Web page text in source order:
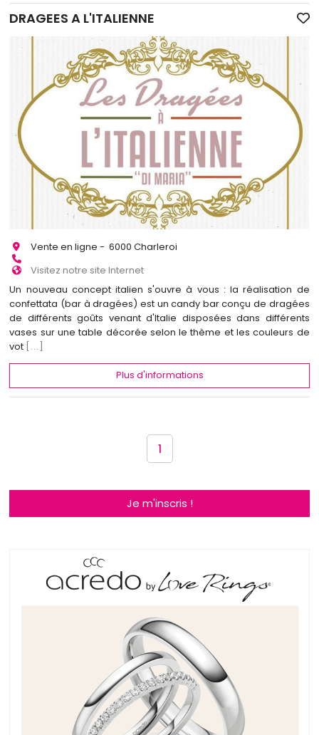
DRAGEES A L'ITALIENNE
Vente en ligne - 6000 Charleroi
Visitez notre site Internet
Un nouveau concept italien s'ouvre à vous : la réalisation de
confettata (bar à dragées) est un candy bar conçu de dragées
de différents goûts venant d'Italie disposées dans différents
vases sur une table décorée selon le thème et les couleurs de
vot [...]
Plus d'informations
1
Je m'inscris !